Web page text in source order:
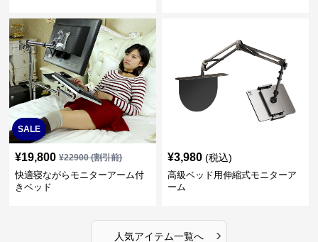
SALE
¥19,800 ¥22900(割引前)
快適寝ながらモニターアーム付
きベッド
¥3,980 (税込)
高級ベッド用伸縮式モニターア
ーム
人気アイテム一覧へ ›